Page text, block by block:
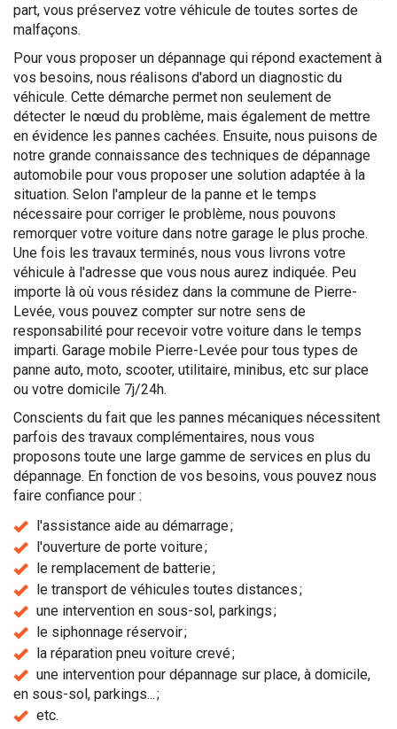
part, vous préservez votre véhicule de toutes sortes de
malfaçons.
Pour vous proposer un dépannage qui répond exactement à
vos besoins, nous réalisons d'abord un diagnostic du
véhicule. Cette démarche permet non seulement de
détecter le nœud du problème, mais également de mettre
en évidence les pannes cachées. Ensuite, nous puisons de
notre grande connaissance des techniques de dépannage
automobile pour vous proposer une solution adaptée à la
situation. Selon l'ampleur de la panne et le temps
nécessaire pour corriger le problème, nous pouvons
remorquer votre voiture dans notre garage le plus proche.
Une fois les travaux terminés, nous vous livrons votre
véhicule à l'adresse que vous nous aurez indiquée. Peu
importe là où vous résidez dans la commune de Pierre-
Levée, vous pouvez compter sur notre sens de
responsabilité pour recevoir votre voiture dans le temps
imparti. Garage mobile Pierre-Levée pour tous types de
panne auto, moto, scooter, utilitaire, minibus, etc sur place
ou votre domicile 7j/24h.
Conscients du fait que les pannes mécaniques nécessitent
parfois des travaux complémentaires, nous vous
proposons toute une large gamme de services en plus du
dépannage. En fonction de vos besoins, vous pouvez nous
faire confiance pour :
l'assistance aide au démarrage ;
l'ouverture de porte voiture ;
le remplacement de batterie ;
le transport de véhicules toutes distances ;
une intervention en sous-sol, parkings ;
le siphonnage réservoir ;
la réparation pneu voiture crevé ;
une intervention pour dépannage sur place, à domicile,
en sous-sol, parkings... ;
etc.